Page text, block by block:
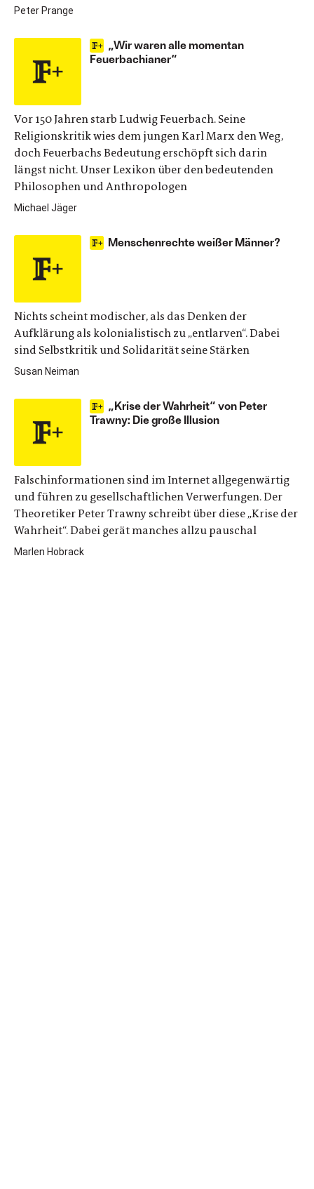
Peter Prange
„Wir waren alle momentan
Feuerbachianer“
Vor 150 Jahren starb Ludwig Feuerbach. Seine
Religionskritik wies dem jungen Karl Marx den Weg,
doch Feuerbachs Bedeutung erschöpft sich darin
längst nicht. Unser Lexikon über den bedeutenden
Philosophen und Anthropologen
Michael Jäger
Menschenrechte weißer Männer?
Nichts scheint modischer, als das Denken der
Aufklärung als kolonialistisch zu „entlarven“. Dabei
sind Selbstkritik und Solidarität seine Stärken
Susan Neiman
„Krise der Wahrheit“ von Peter
Trawny: Die große Illusion
Falschinformationen sind im Internet allgegenwärtig
und führen zu gesellschaftlichen Verwerfungen. Der
Theoretiker Peter Trawny schreibt über diese „Krise der
Wahrheit“. Dabei gerät manches allzu pauschal
Marlen Hobrack